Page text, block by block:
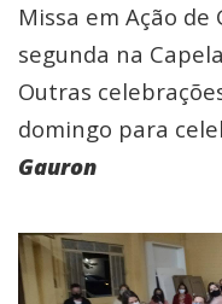
Missa em Ação
segunda na
Outras
domingo para
Gauron